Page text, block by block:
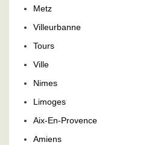
Metz
Villeurbanne
Tours
Ville
Nimes
Limoges
Aix-En-Provence
Amiens